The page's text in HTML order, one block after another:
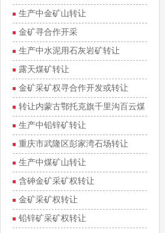
生产中金矿山转让
金矿寻合作开采
生产中水泥用石灰岩矿转让
露天煤矿转让
金矿采矿权寻合作开发或转让
转让内蒙古鄂托克旗千里沟百云煤
矿20%的股权
生产中铅锌矿转让
重庆市武隆区彭家湾石场转让
生产中煤矿山转让
含砷金矿采矿权转让
金矿采矿权转让
铅锌矿采矿权转让